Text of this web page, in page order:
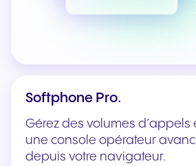
Softphone Pro.
Gérez des volumes d’appels
une console opérateur
depuis votre navigateur.